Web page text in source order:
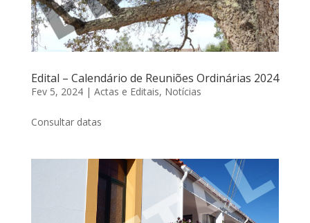
Edital – Calendário de Reuniões Ordinárias 2024
Fev 5, 2024| Actas e Editais, Notícias
Consultar datas